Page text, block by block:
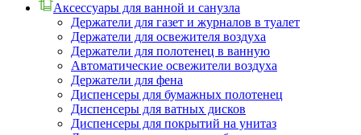
Аксессуары для ванной и санузла
Держатели для газет и журналов в туалет
Держатели для освежителя воздуха
Держатели для полотенец в ванную
Автоматические освежители воздуха
Держатели для фена
Диспенсеры для бумажных полотенец
Диспенсеры для ватных дисков
Диспенсеры для покрытий на унитаз